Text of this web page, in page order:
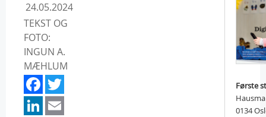
24.05.2024
TEKST OG
FOTO:
INGUN A.
MÆHLUM
Facebook
LinkedIn
Første
0134